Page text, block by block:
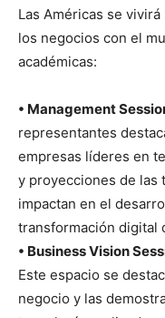
Las Américas se
los negocios con el
académicas:
• Management
representantes
empresas líderes en
y proyecciones de las
impactan en el
transformación digital
• Business Vision
Este espacio se
negocio y las